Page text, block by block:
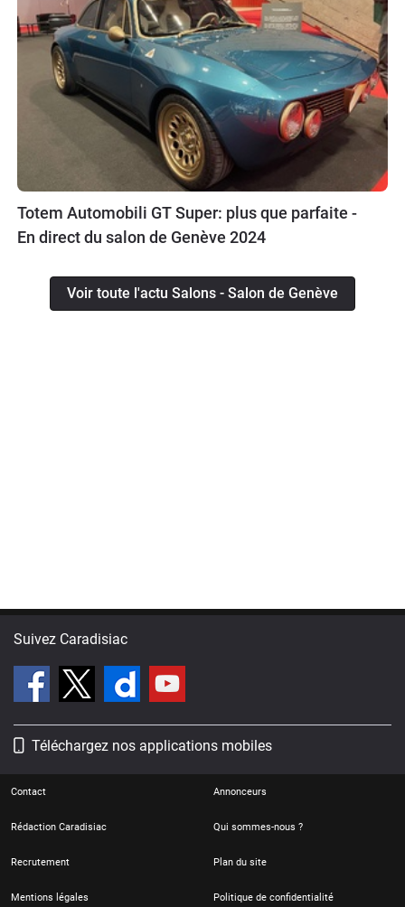
Totem Automobili GT Super: plus que parfaite -
En direct du salon de Genève 2024
Voir toute l'actu Salons - Salon de Genève
Suivez Caradisiac
Téléchargez nos applications mobiles
Contact Annonceurs
Rédaction Caradisiac Qui sommes-nous ?
Recrutement Plan du site
Mentions légales Politique de confidentialité